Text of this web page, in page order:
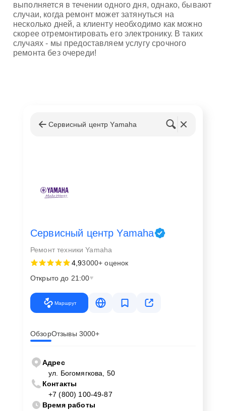
выполняется в течении одного дня, однако, бывают
случаи, когда ремонт может затянуться на
несколько дней, а клиенту необходимо как можно
скорее отремонтировать его электронику. В таких
случаях - мы предоставляем услугу срочного
ремонта без очереди!
Сервисный центр Yamaha
Сервисный центр Yamaha
Ремонт техники Yamaha
4,93000+ оценок
Открыто до 21:00
Маршрут
ОбзорОтзывы 3000+
Адрес
ул. Богомягкова, 50
Контакты
+7 (800) 100-49-87
Время работы